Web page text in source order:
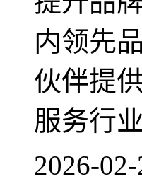
内领先
伙伴提
服务行
2026-